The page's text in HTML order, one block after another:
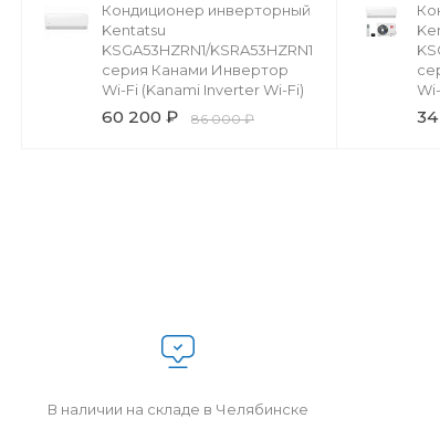
Кондиционер инверторный
Kentatsu
KSGA53HZRN1/KSRA53HZRN1
серия Канами Инвертор
Wi-Fi (Kanami Inverter Wi-Fi)
60 200 ₽ 86 000 ₽
В наличии на складе в Челябинске